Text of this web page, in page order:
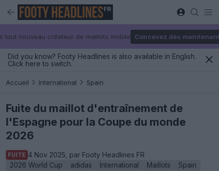
FR
tout nouveau créateur de maillots mobile Concevez dès
Did you know? Footy Headlines is also available in English.
Click here to switch.
Accueil International Spain
Fuite du maillot d'entraînement de
l'Espagne pour la Coupe du monde
2026
FUITE 4 Nov 2025, par Footy Headlines FR
2026 World Cup
adidas International Maillots
Spain